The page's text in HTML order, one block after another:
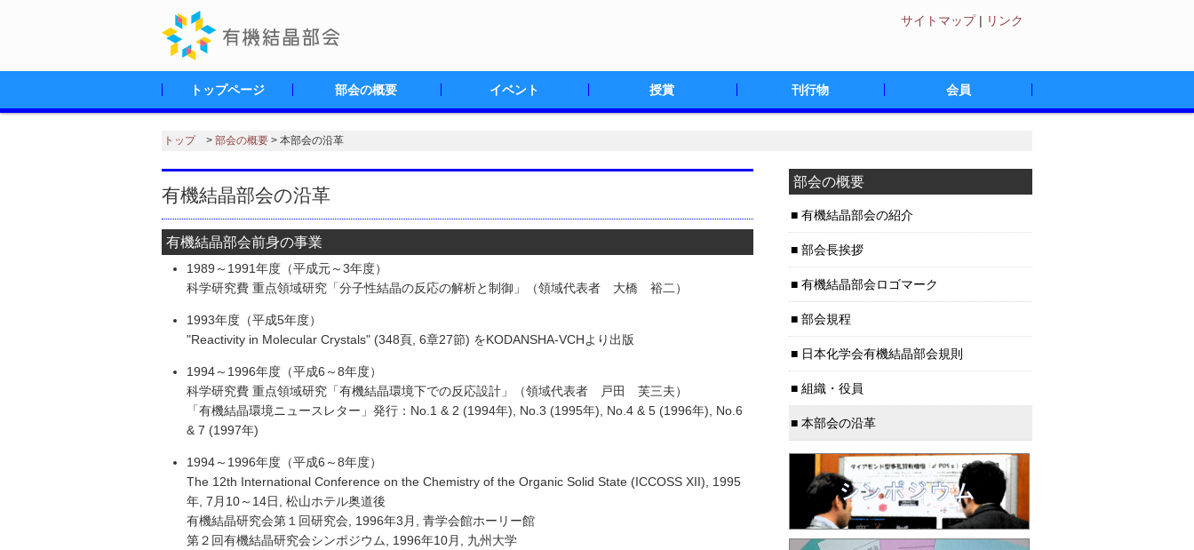
サイトマップ| リンク
トップページ 部会の概要 イベント 授賞 刊行物 会員
トップ> 部会の概要 > 本部会の沿革
有機結晶部会の沿革
有機結晶部会前身の事業
1989～1991年度（平成元～3年度）
科学研究費 重点領域研究「分子性結晶の反応の解析と制御」（領域代表者 大橋 裕二）
1993年度（平成5年度）
"Reactivity in Molecular Crystals" (348頁, 6章27節) をKODANSHA-VCHより出版
1994～1996年度（平成6～8年度）
科学研究費 重点領域研究「有機結晶環境下での反応設計」（領域代表者 戸田 芙三夫）
「有機結晶環境ニュースレター」発行：No.1 & 2 (1994年), No.3 (1995年), No.4 & 5 (1996年), No.6
& 7 (1997年)
1994～1996年度（平成6～8年度）
The 12th International Conference on the Chemistry of the Organic Solid State (ICCOSS XII), 1995
年, 7月10～14日, 松山ホテル奥道後
有機結晶研究会第１回研究会, 1996年3月, 青学会館ホーリー館
第２回有機結晶研究会シンポジウム, 1996年10月, 九州大学
部会の概要
有機結晶部会の紹介
部会長挨拶
有機結晶部会ロゴマーク
部会規程
日本化学会有機結晶部会規則
組織・役員
本部会の沿革